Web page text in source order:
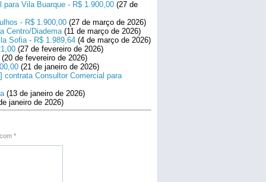
Vila Buarque - R$ 1.900,00 (27 de
- R$ 1.900,00 (27 de março de 2026)
Centro/Diadema(11 de março de 2026)
Sofia - R$ 1.989,64 (4 de março de 2026)
(27 de fevereiro de 2026)
(20 de fevereiro de 2026)
(21 de janeiro de 2026)
Consultor Comercial para
(13 de janeiro de 2026)
janeiro de 2026)
*